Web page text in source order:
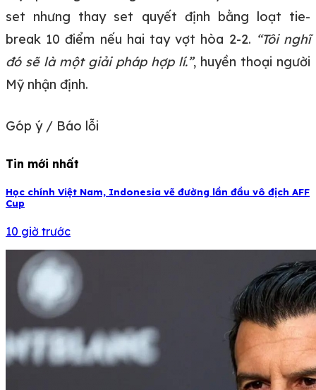
set nhưng thay set quyết định bằng loạt tie-
break 10 điểm nếu hai tay vợt hòa 2-2. “Tôi nghĩ
đó sẽ là một giải pháp hợp lí.”, huyền thoại người
Mỹ nhận định.
Góp ý / Báo lỗi
Tin mới nhất
Học chính Việt Nam, Indonesia vẽ đường lần đầu vô địch AFF
Cup
10 giờ trước